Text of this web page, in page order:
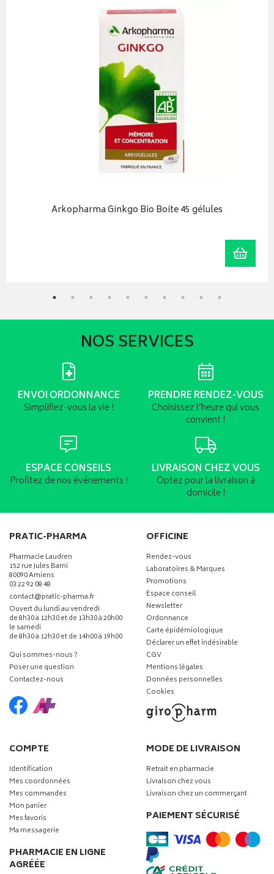
Arkopharma Ginkgo Bio Boite 45 gélules
NOS SERVICES
ENVOI ORDONNANCE
Simplifiez-vous la vie !
PRENDRE RENDEZ-VOUS
Choisissez l’heure qui vous
convient !
ESPACE CONSEILS
Profitez de nos événements !
LIVRAISON CHEZ VOUS
Optez pour la livraison à
domicile !
PRATIC-PHARMA
Pharmacie Laudren
152 rue Jules Barni
80090 Amiens
03 22 92 08 48
contact-
@-
pratic-pharma.fr
Ouvert du lundi au vendredi
de 8h30 à 12h30 et de 13h30 à 20h00
le samedi
de 8h30 à 12h30 et de 14h00 à 19h00
Qui sommes-nous ?
Poser une question
Contactez-nous
OFFICINE
Rendez-vous
Laboratoires & Marques
Promotions
Espace conseil
Newsletter
Ordonnance
Carte épidémiologique
Déclarer un effet indésirable
CGV
Mentions légales
Données personnelles
Cookies
COMPTE
Identification
Mes coordonnées
Mes commandes
Mon panier
Mes favoris
Ma messagerie
PHARMACIE EN LIGNE
AGRÉÉE
MODE DE LIVRAISON
Retrait en pharmacie
Livraison chez vous
Livraison chez un commerçant
PAIEMENT SÉCURISÉ